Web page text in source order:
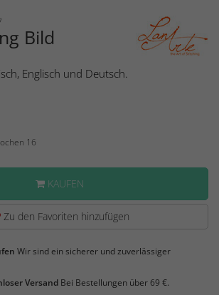
Bild
Englisch und Deutsch.
16
KAUFEN
Zu den Favoriten hinzufügen
Wir sind ein sicherer und zuverlässiger
Versand Bei Bestellungen über 69 €.